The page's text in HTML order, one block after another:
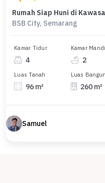
Rumah Siap Huni di
BSB City, Semarang
Kamar Tidur
4
Kamar Mandi
2
Luas Tanah
96 m²
Luas
260 m²
Samuel